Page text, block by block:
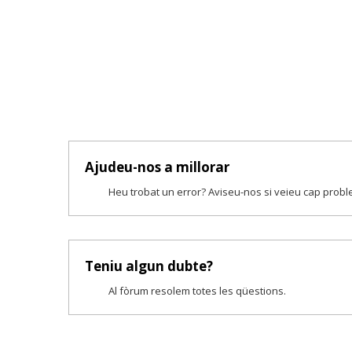
Ajudeu-nos a millorar
Heu trobat un error? Aviseu-nos si veieu cap
Teniu algun dubte?
Al fòrum resolem totes les qüestions.